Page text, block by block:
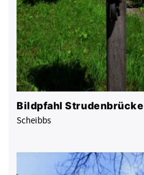
Bildpfahl Strudenbrücke
Scheibbs